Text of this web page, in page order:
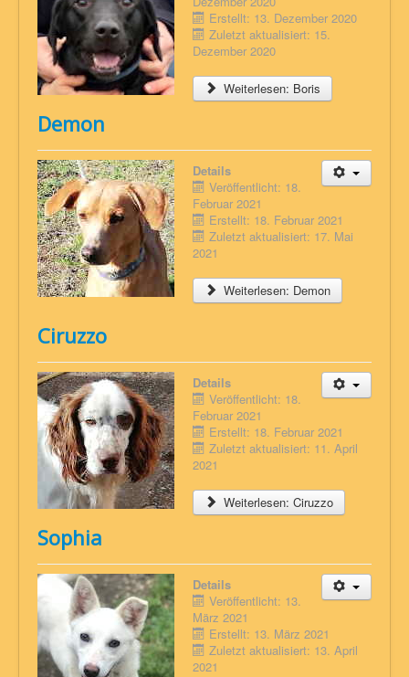
Erstellt: 13. Dezember 2020
Zuletzt aktualisiert: 15.
Dezember 2020
Weiterlesen: Boris
Demon
Details
Veröffentlicht: 18.
Februar 2021
Erstellt: 18. Februar 2021
Zuletzt aktualisiert: 17. Mai
2021
Weiterlesen: Demon
Ciruzzo
Details
Veröffentlicht: 18.
Februar 2021
Erstellt: 18. Februar 2021
Zuletzt aktualisiert: 11. April
2021
Weiterlesen: Ciruzzo
Sophia
Details
Veröffentlicht: 13.
März 2021
Erstellt: 13. März 2021
Zuletzt aktualisiert: 13. April
2021